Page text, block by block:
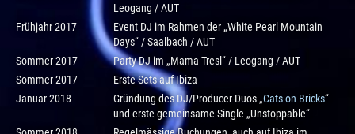
Leogang / AUT
Frühjahr 2017
Event DJ im Rahmen der „White Pearl Mountain
Days“ / Saalbach / AUT
Sommer 2017
Party DJ im „Mama Tresl“ / Leogang / AUT
Sommer 2017
Erste Sets auf Ibiza
Januar 2018
Gründung des DJ/Producer-Duos „Cats on Bricks“
und erste gemeinsame Single „Unstoppable“